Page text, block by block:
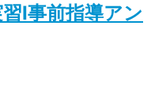
Ⅰ事前指導アン